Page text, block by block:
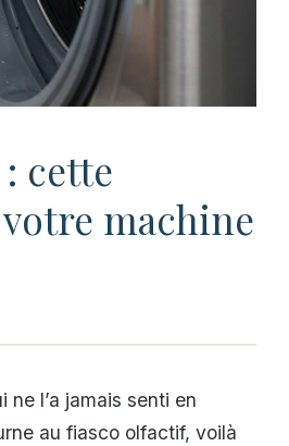
cette
machine
l’a jamais senti en
au fiasco olfactif, voilà